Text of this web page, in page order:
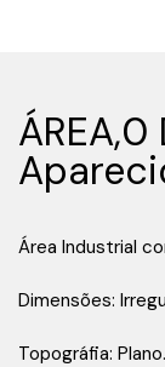
Área Industrial
Dimensões:
Topográfia: Plano.